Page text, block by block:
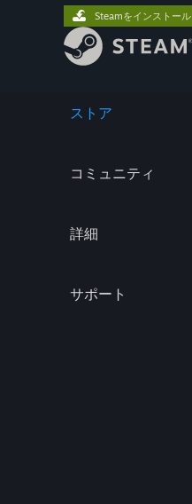
ストア
コミュニティ
詳細
サポート
Steamをインストール